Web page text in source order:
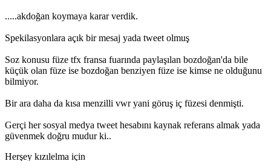
.....akdoğan koymaya karar verdik.
Spekilasyonlara açık bir mesaj yada tweet olmuş
Soz konusu füze tfx fransa fuarında paylaşılan bozdoğan'da bile
küçük olan füze ise bozdoğan benziyen füze ise kimse ne olduğunu
bilmiyor.
Bir ara daha da kısa menzilli vwr yani göruş iç füzesi denmişti.
Gerçi her sosyal medya tweet hesabını kaynak referans almak yada
güvenmek doğru mudur ki..
Herşey kızılelma için